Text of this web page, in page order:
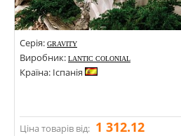
Серія: GRAVITY
Виробник: LANTIC COLONIAL
Країна: Іспанія
Ціна товарів від: 1 312.12